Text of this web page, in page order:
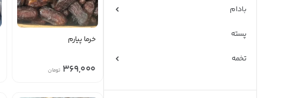
بادام
پسته
تخمه
خرما پیارم
369,000 تومان